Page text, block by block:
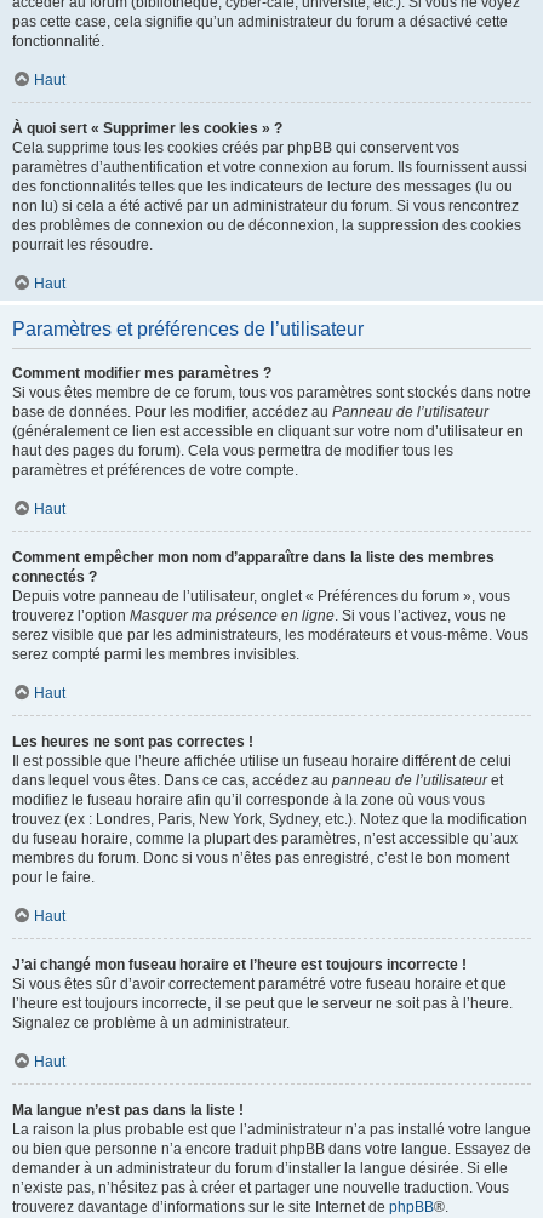
pas cette case, cela signifie qu’un administrateur du forum a désactivé cette
fonctionnalité.
Haut
À quoi sert « Supprimer les cookies » ?
Cela supprime tous les cookies créés par phpBB qui conservent vos
paramètres d’authentification et votre connexion au forum. Ils fournissent aussi
des fonctionnalités telles que les indicateurs de lecture des messages (lu ou
non lu) si cela a été activé par un administrateur du forum. Si vous rencontrez
des problèmes de connexion ou de déconnexion, la suppression des cookies
pourrait les résoudre.
Haut
Paramètres et préférences de l’utilisateur
Comment modifier mes paramètres ?
Si vous êtes membre de ce forum, tous vos paramètres sont stockés dans notre
base de données. Pour les modifier, accédez au Panneau de l’utilisateur
(généralement ce lien est accessible en cliquant sur votre nom d’utilisateur en
haut des pages du forum). Cela vous permettra de modifier tous les
paramètres et préférences de votre compte.
Haut
Comment empêcher mon nom d’apparaître dans la liste des membres
connectés ?
Depuis votre panneau de l’utilisateur, onglet « Préférences du forum », vous
trouverez l’option Masquer ma présence en ligne. Si vous l’activez, vous ne
serez visible que par les administrateurs, les modérateurs et vous-même. Vous
serez compté parmi les membres invisibles.
Haut
Les heures ne sont pas correctes !
Il est possible que l’heure affichée utilise un fuseau horaire différent de celui
dans lequel vous êtes. Dans ce cas, accédez au panneau de l’utilisateuret
modifiez le fuseau horaire afin qu’il corresponde à la zone où vous vous
trouvez (ex : Londres, Paris, New York, Sydney, etc.). Notez que la modification
du fuseau horaire, comme la plupart des paramètres, n’est accessible qu’aux
membres du forum. Donc si vous n’êtes pas enregistré, c’est le bon moment
pour le faire.
Haut
J’ai changé mon fuseau horaire et l’heure est toujours incorrecte !
Si vous êtes sûr d’avoir correctement paramétré votre fuseau horaire et que
l’heure est toujours incorrecte, il se peut que le serveur ne soit pas à l’heure.
Signalez ce problème à un administrateur.
Haut
Ma langue n’est pas dans la liste !
La raison la plus probable est que l’administrateur n’a pas installé votre langue
ou bien que personne n’a encore traduit phpBB dans votre langue. Essayez de
demander à un administrateur du forum d’installer la langue désirée. Si elle
n’existe pas, n’hésitez pas à créer et partager une nouvelle traduction. Vous
trouverez davantage d’informations sur le site Internet de phpBB®.